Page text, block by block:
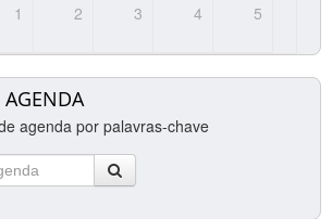
1 2 3 4 5
AGENDA
agenda por palavras-chave